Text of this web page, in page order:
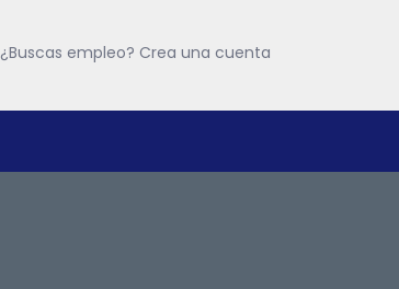
¿Buscas empleo? Crea una cuenta